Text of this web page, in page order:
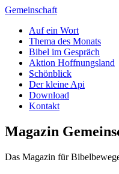
Zum
springen
Gemeinschaft
Auf ein Wort
Thema des Monats
Bibel im Gespräch
Aktion Hoffnungsland
Schönblick
Der kleine Api
Download
Kontakt
Magazin
Das Magazin für